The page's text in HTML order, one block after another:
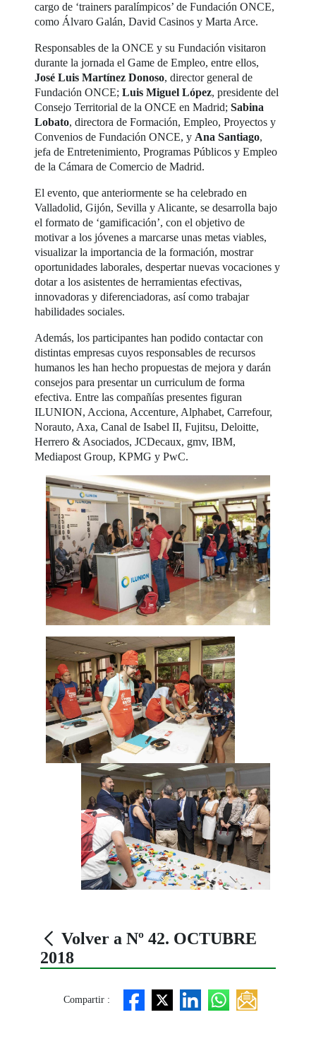
cargo de ‘trainers paralímpicos’ de Fundación ONCE,
como Álvaro Galán, David Casinos y Marta Arce.
Responsables de la ONCE y su Fundación visitaron
durante la jornada el Game de Empleo, entre ellos,
José Luis Martínez Donoso, director general de
Fundación ONCE;Luis Miguel López, presidente del
Consejo Territorial de la ONCE en Madrid;Sabina
Lobato, directora de Formación, Empleo, Proyectos y
Convenios de Fundación ONCE, y Ana Santiago,
jefa de Entretenimiento, Programas Públicos y Empleo
de la Cámara de Comercio de Madrid.
El evento, que anteriormente se ha celebrado en
Valladolid, Gijón, Sevilla y Alicante, se desarrolla bajo
el formato de ‘gamificación’, con el objetivo de
motivar a los jóvenes a marcarse unas metas viables,
visualizar la importancia de la formación, mostrar
oportunidades laborales, despertar nuevas vocaciones y
dotar a los asistentes de herramientas efectivas,
innovadoras y diferenciadoras, así como trabajar
habilidades sociales.
Además, los participantes han podido contactar con
distintas empresas cuyos responsables de recursos
humanos les han hecho propuestas de mejora y darán
consejos para presentar un curriculum de forma
efectiva. Entre las compañías presentes figuran
ILUNION, Acciona, Accenture, Alphabet, Carrefour,
Norauto, Axa, Canal de Isabel II, Fujitsu, Deloitte,
Herrero & Asociados, JCDecaux, gmv, IBM,
Mediapost Group, KPMG y PwC.
Volver a Nº 42. OCTUBRE
2018
Compartir :